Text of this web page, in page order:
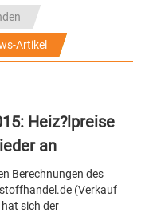
Artikel
Heiz?lpreise
an
Berechnungen des
(Verkauf
sich der